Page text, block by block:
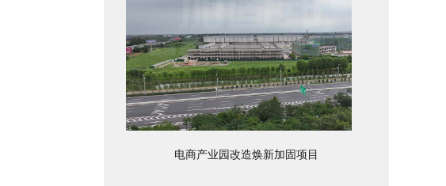
电商产业园改造焕新加固项目